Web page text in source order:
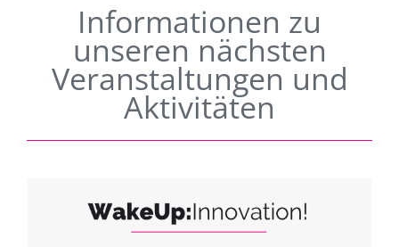
Informationen zu
unseren nächsten
Veranstaltungen und
Aktivitäten